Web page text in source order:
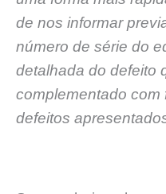
de nos informar
número de série do
detalhada do defeito
complementado com
defeitos